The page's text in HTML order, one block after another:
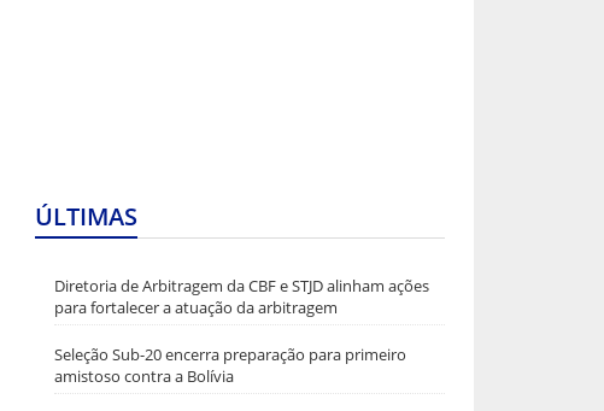
ÚLTIMAS
Diretoria de Arbitragem da CBF e STJD alinham ações
para fortalecer a atuação da arbitragem
Seleção Sub-20 encerra preparação para primeiro
amistoso contra a Bolívia